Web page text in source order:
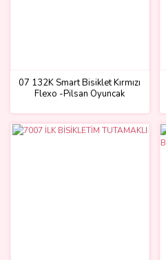
07 132K Smart Bisiklet Kırmızı
Flexo -Pilsan Oyuncak